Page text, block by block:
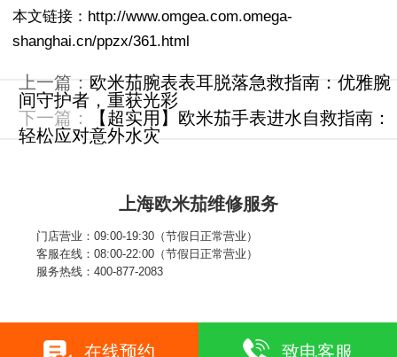
本文链接：http://www.omgea.com.omega-
shanghai.cn/ppzx/361.html
上一篇： 欧米茄腕表表耳脱落急救指南：优雅腕
间守护者，重获光彩
下一篇：
【超实用】欧米茄手表进水自救指南：
轻松应对意外水灾
上海欧米茄维修服务
门店营业：09:00-19:30（节假日正常营业）
客服在线：08:00-22:00（节假日正常营业）
服务热线：400-877-2083
在线预约 致电客服